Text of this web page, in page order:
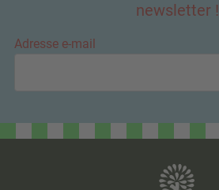
newsletter !
Adresse e-mail